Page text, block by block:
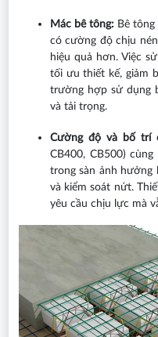
Mác bê tông: Bê
có cường độ chịu
hiệu quả hơn. Việc
tối ưu thiết kế, giảm
trường hợp sử dụng
và tải trọng.
Cường độ và bố trí
CB400, CB500)
trong sàn ảnh hưởng
và kiểm soát nứt.
yêu cầu chịu lực mà